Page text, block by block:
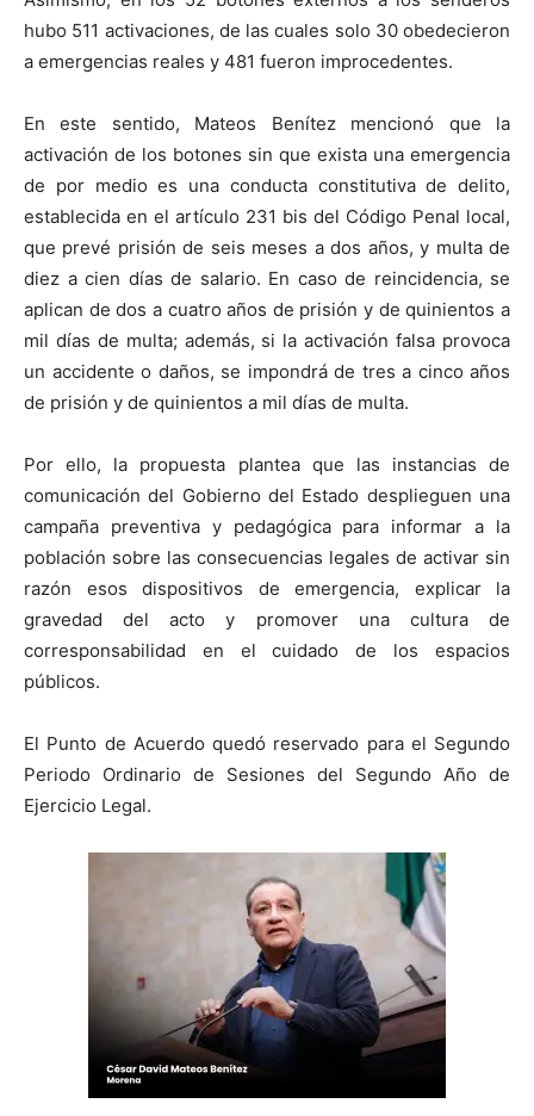
hubo 511 activaciones, de las cuales solo 30 obedecieron
a emergencias reales y 481 fueron improcedentes.
En este sentido, Mateos Benítez mencionó que la
activación de los botones sin que exista una emergencia
de por medio es una conducta constitutiva de delito,
establecida en el artículo 231 bis del Código Penal local,
que prevé prisión de seis meses a dos años, y multa de
diez a cien días de salario. En caso de reincidencia, se
aplican de dos a cuatro años de prisión y de quinientos a
mil días de multa; además, si la activación falsa provoca
un accidente o daños, se impondrá de tres a cinco años
de prisión y de quinientos a mil días de multa.
Por ello, la propuesta plantea que las instancias de
comunicación del Gobierno del Estado desplieguen una
campaña preventiva y pedagógica para informar a la
población sobre las consecuencias legales de activar sin
razón esos dispositivos de emergencia, explicar la
gravedad del acto y promover una cultura de
corresponsabilidad en el cuidado de los espacios
públicos.
El Punto de Acuerdo quedó reservado para el Segundo
Periodo Ordinario de Sesiones del Segundo Año de
Ejercicio Legal.